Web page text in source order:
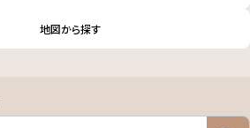
地図から探す